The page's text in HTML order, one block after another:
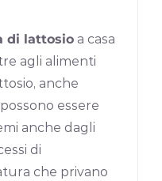
di lattosio a casa
agli alimenti
anche
possono essere
anche dagli
di
che privano